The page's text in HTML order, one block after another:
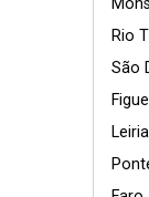
Rio
São
Leiria